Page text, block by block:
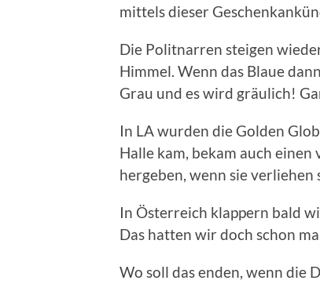
mittels dieser
Die Politnarren steigen
Himmel. Wenn das Blaue
Grau und es wird gräulich!
In LA wurden die Golden
Halle kam, bekam auch
hergeben, wenn sie verliehen
In Österreich klappern bald
Das hatten wir doch schon
Wo soll das enden, wenn die